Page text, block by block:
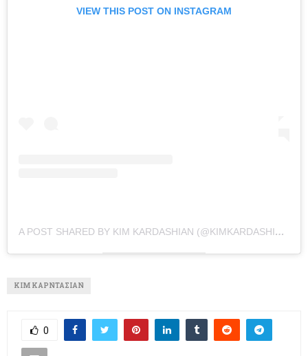
VIEW THIS POST ON INSTAGRAM
A POST SHARED BY KIM KARDASHIAN (@KIMKARDASHIAN)
ΚΙΜ ΚΑΡΝΤΆΣΙΑΝ
0